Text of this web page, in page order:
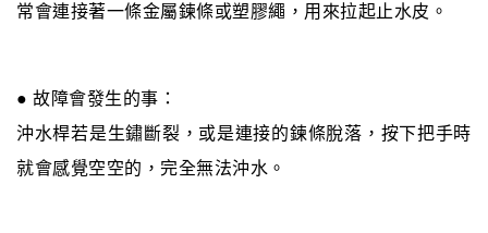
常會連接著一條金屬鍊條或塑膠繩，用來拉起止水皮。
● 故障會發生的事：
沖水桿若是生鏽斷裂，或是連接的鍊條脫落，按下把手時
就會感覺空空的，完全無法沖水。